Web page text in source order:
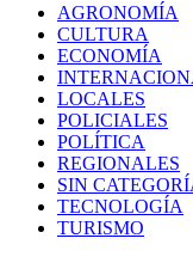
AGRONOMÍA
CULTURA
ECONOMÍA
LOCALES
POLICIALES
POLÍTICA
REGIONALES
SIN
TECNOLOGÍA
TURISMO